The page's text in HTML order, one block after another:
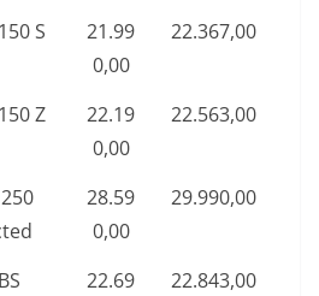
S
21.99
0,00
22.367,00
Z
22.19
0,00
22.563,00
28.59
0,00
29.990,00
22.69
22.843,00